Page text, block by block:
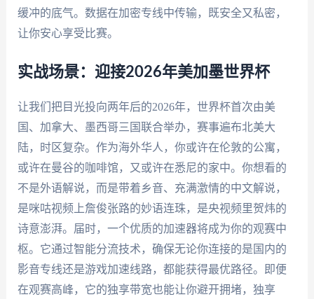
缓冲的底气。数据在加密专线中传输，既安全又私密，
让你安心享受比赛。
实战场景：迎接2026年美加墨世界杯
让我们把目光投向两年后的2026年，世界杯首次由美
国、加拿大、墨西哥三国联合举办，赛事遍布北美大
陆，时区复杂。作为海外华人，你或许在伦敦的公寓，
或许在曼谷的咖啡馆，又或许在悉尼的家中。你想看的
不是外语解说，而是带着乡音、充满激情的中文解说，
是咪咕视频上詹俊张路的妙语连珠，是央视频里贺炜的
诗意澎湃。届时，一个优质的加速器将成为你的观赛中
枢。它通过智能分流技术，确保无论你连接的是国内的
影音专线还是游戏加速线路，都能获得最优路径。即便
在观赛高峰，它的独享带宽也能让你避开拥堵，独享